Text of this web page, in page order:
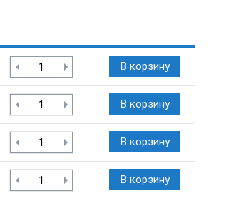
В корзину
В корзину
В корзину
В корзину